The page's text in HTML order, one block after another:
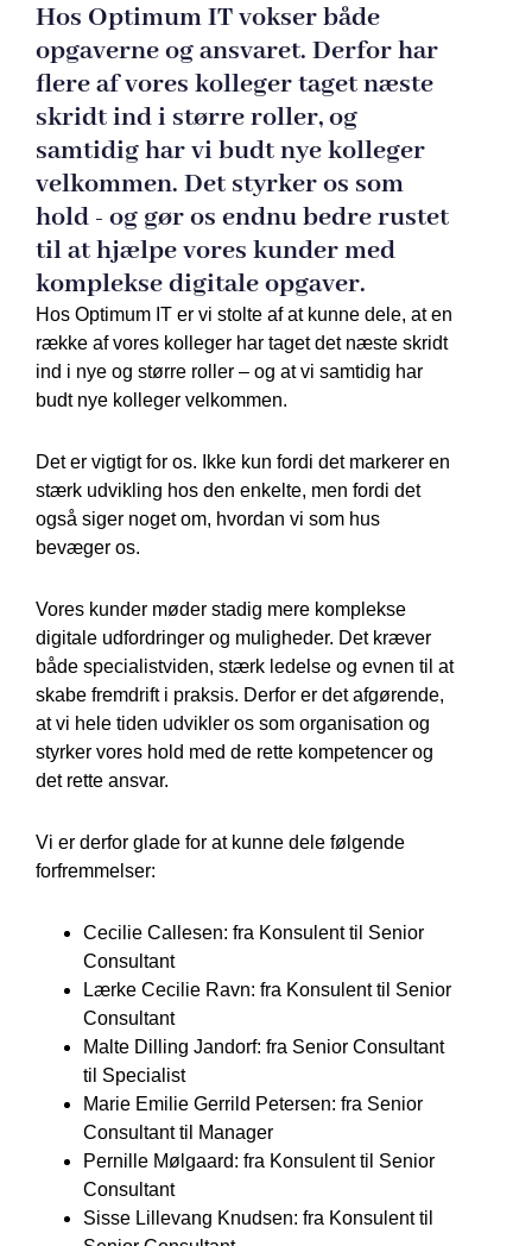
Hos Optimum IT vokser både
opgaverne og ansvaret. Derfor har
flere af vores kolleger taget næste
skridt ind i større roller, og
samtidig har vi budt nye kolleger
velkommen. Det styrker os som
hold - og gør os endnu bedre rustet
til at hjælpe vores kunder med
komplekse digitale opgaver.
Hos Optimum IT er vi stolte af at kunne dele, at en
række af vores kolleger har taget det næste skridt
ind i nye og større roller – og at vi samtidig har
budt nye kolleger velkommen.
Det er vigtigt for os. Ikke kun fordi det markerer en
stærk udvikling hos den enkelte, men fordi det
også siger noget om, hvordan vi som hus
bevæger os.
Vores kunder møder stadig mere komplekse
digitale udfordringer og muligheder. Det kræver
både specialistviden, stærk ledelse og evnen til at
skabe fremdrift i praksis. Derfor er det afgørende,
at vi hele tiden udvikler os som organisation og
styrker vores hold med de rette kompetencer og
det rette ansvar.
Vi er derfor glade for at kunne dele følgende
forfremmelser:
Cecilie Callesen: fra Konsulent til Senior
Consultant
Lærke Cecilie Ravn: fra Konsulent til Senior
Consultant
Malte Dilling Jandorf: fra Senior Consultant
til Specialist
Marie Emilie Gerrild Petersen: fra Senior
Consultant til Manager
Pernille Mølgaard: fra Konsulent til Senior
Consultant
Sisse Lillevang Knudsen: fra Konsulent til